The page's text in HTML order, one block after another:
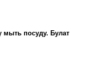
мыть посуду. Булат